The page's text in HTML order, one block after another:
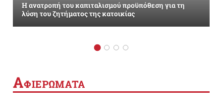
Η ανατροπή του καπιταλισμού προϋπόθεση για τη
λύση του ζητήματος της κατοικίας
ΑΦΙΕΡΩΜΑΤΑ